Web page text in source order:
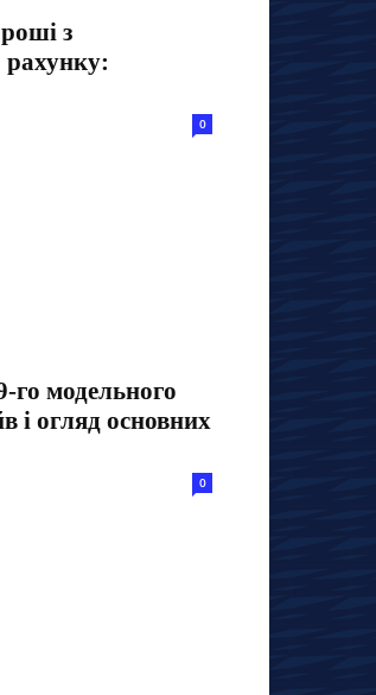
з
рахунку:
0
го модельного
і огляд основних
0